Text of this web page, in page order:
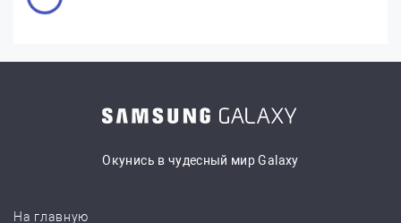
Окунись в чудесный мир Galaxy
На главную